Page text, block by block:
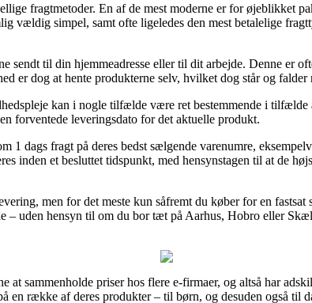
fragtmetoder. En af de mest moderne er for øjeblikket
vældig simpel, samt ofte ligeledes den mest betalelige
sendt til din hjemmeadresse eller til dit arbejde. Denne er
er dog at hente produkterne selv, hvilket dog står og
kan i nogle tilfælde være ret bestemmende i tilfælde
forventede leveringsdato for det aktuelle produkt.
1 dags fragt på deres bedst sælgende varenumre,
inden et besluttet tidspunkt, med hensynstagen til at de
men for det meste kun såfremt du køber for en
– uden hensyn til om du bor tæt på Aarhus, Hobro eller
at sammenholde priser hos flere e-firmaer, og altså har
en række af deres produkter – til børn, og desuden også til